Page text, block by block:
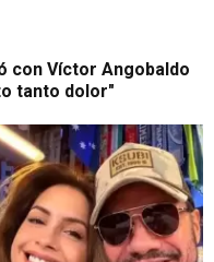
con Víctor Angobaldo
tanto dolor"